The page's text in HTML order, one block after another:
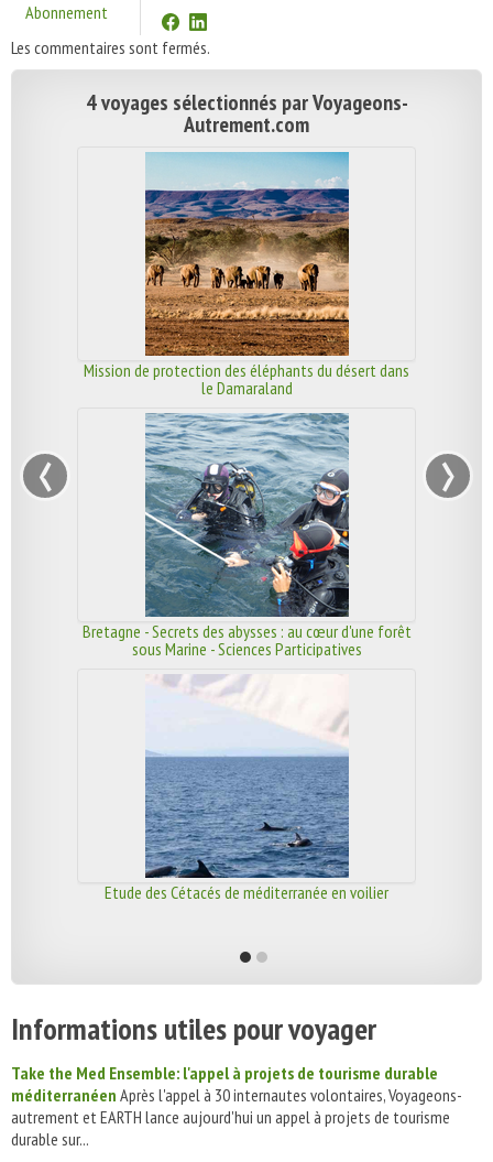
Abonnement
Les commentaires sont fermés.
4 voyages sélectionnés par Voyageons-
Autrement.com
Mission de protection des éléphants du désert dans
le Damaraland
Bretagne - Secrets des abysses : au cœur d'une forêt
sous Marine - Sciences Participatives
Etude des Cétacés de méditerranée en voilier
‹ ›
Informations utiles pour voyager
Take the Med Ensemble: l'appel à projets de tourisme durable
méditerranéen Après l'appel à 30 internautes volontaires, Voyageons-
autrement et EARTH lance aujourd'hui un appel à projets de tourisme
durable sur...